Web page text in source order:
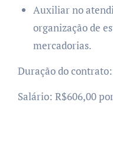
Auxiliar no
organização de
mercadorias.
Duração do
Salário: R$606,00